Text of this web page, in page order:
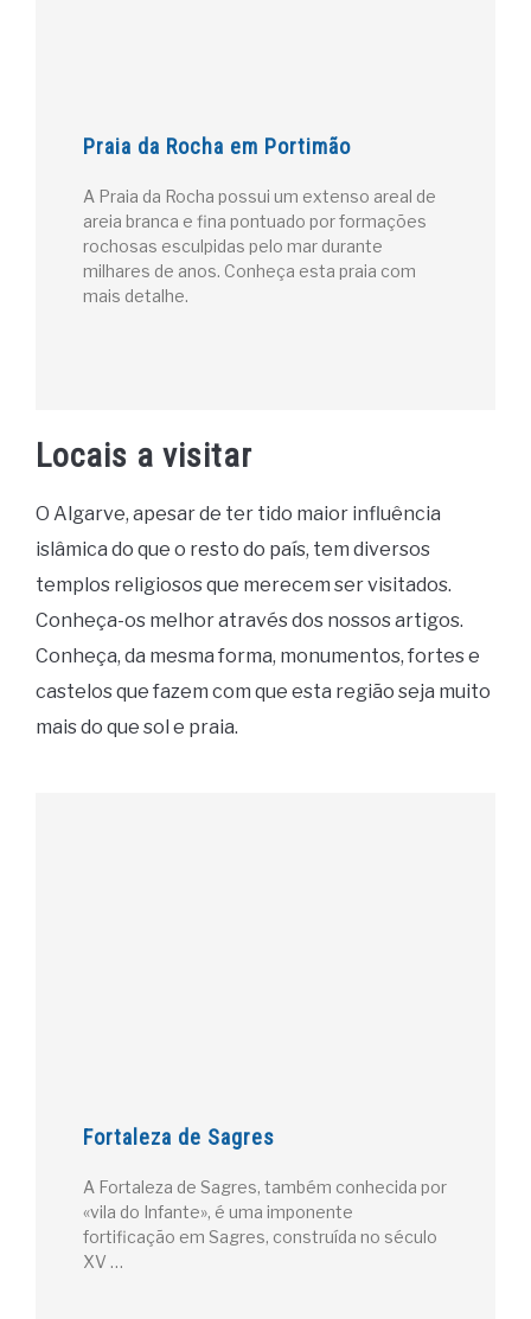
Praia da Rocha em Portimão
A Praia da Rocha possui um extenso areal de
areia branca e fina pontuado por formações
rochosas esculpidas pelo mar durante
milhares de anos. Conheça esta praia com
mais detalhe.
Locais a visitar
O Algarve, apesar de ter tido maior influência
islâmica do que o resto do país, tem diversos
templos religiosos que merecem ser visitados.
Conheça-os melhor através dos nossos artigos.
Conheça, da mesma forma, monumentos, fortes e
castelos que fazem com que esta região seja muito
mais do que sol e praia.
Fortaleza de Sagres
A Fortaleza de Sagres, também conhecida por
«vila do Infante», é uma imponente
fortificação em Sagres, construída no século
XV …